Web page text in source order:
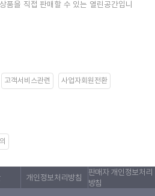
품을 직접 판매할 수 있는 열린공간입니
고객서비스관련 사업자회원전환
개인정보처리방침
판매자 개인정보처리
방침